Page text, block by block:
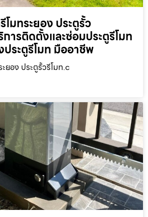
มทระยอง ประตูรั้ว
ารติดตั้งและซ่อมประตูรีโมท
ระตูรีโมท มืออาชีพ
ยอง ประตูรั้วรีโมท.c